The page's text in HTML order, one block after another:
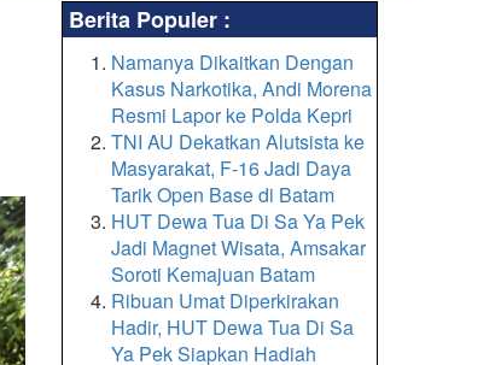
Berita Populer :
Namanya Dikaitkan Dengan
Kasus Narkotika, Andi Morena
Resmi Lapor ke Polda Kepri
TNI AU Dekatkan Alutsista ke
Masyarakat, F-16 Jadi Daya
Tarik Open Base di Batam
HUT Dewa Tua Di Sa Ya Pek
Jadi Magnet Wisata, Amsakar
Soroti Kemajuan Batam
Ribuan Umat Diperkirakan
Hadir, HUT Dewa Tua Di Sa
Ya Pek Siapkan Hadiah